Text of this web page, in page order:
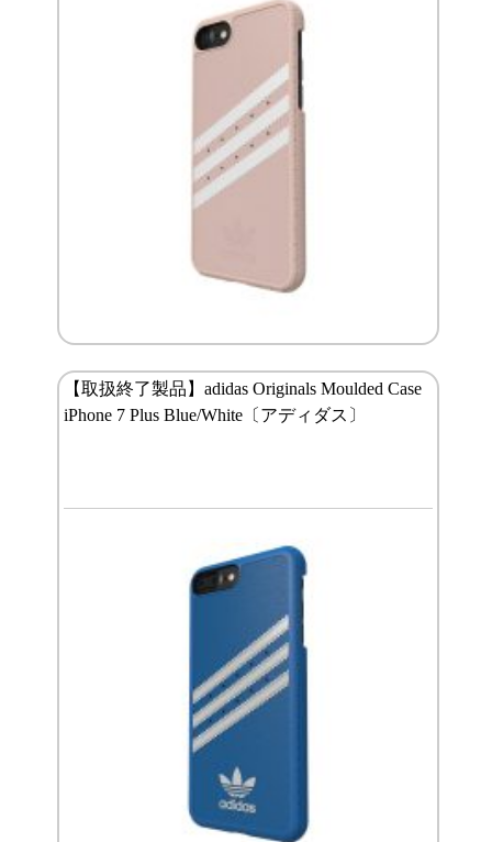
【取扱終了製品】adidas Originals Moulded Case
iPhone 7 Plus Blue/White〔アディダス〕